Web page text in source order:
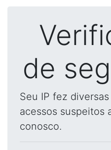
de
Seu IP fez
acessos suspeitos
conosco.